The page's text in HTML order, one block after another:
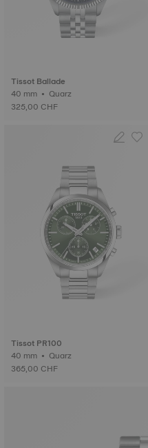
Tissot Ballade
40 mm • Quarz
325,00 CHF
Tissot PR100
40 mm • Quarz
365,00 CHF